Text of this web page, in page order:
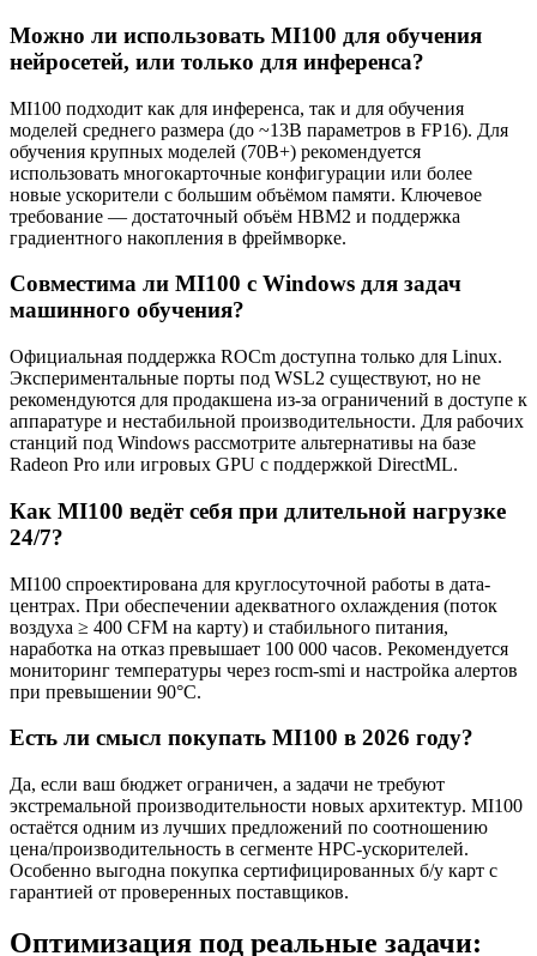
Можно ли использовать MI100 для обучения
нейросетей, или только для инференса?
MI100 подходит как для инференса, так и для обучения
моделей среднего размера (до ~13B параметров в FP16). Для
обучения крупных моделей (70B+) рекомендуется
использовать многокарточные конфигурации или более
новые ускорители с большим объёмом памяти. Ключевое
требование — достаточный объём HBM2 и поддержка
градиентного накопления в фреймворке.
Совместима ли MI100 с Windows для задач
машинного обучения?
Официальная поддержка ROCm доступна только для Linux.
Экспериментальные порты под WSL2 существуют, но не
рекомендуются для продакшена из-за ограничений в доступе к
аппаратуре и нестабильной производительности. Для рабочих
станций под Windows рассмотрите альтернативы на базе
Radeon Pro или игровых GPU с поддержкой DirectML.
Как MI100 ведёт себя при длительной нагрузке
24/7?
MI100 спроектирована для круглосуточной работы в дата-
центрах. При обеспечении адекватного охлаждения (поток
воздуха ≥ 400 CFM на карту) и стабильного питания,
наработка на отказ превышает 100 000 часов. Рекомендуется
мониторинг температуры через rocm-smi и настройка алертов
при превышении 90°C.
Есть ли смысл покупать MI100 в 2026 году?
Да, если ваш бюджет ограничен, а задачи не требуют
экстремальной производительности новых архитектур. MI100
остаётся одним из лучших предложений по соотношению
цена/производительность в сегменте HPC-ускорителей.
Особенно выгодна покупка сертифицированных б/у карт с
гарантией от проверенных поставщиков.
Оптимизация под реальные задачи: